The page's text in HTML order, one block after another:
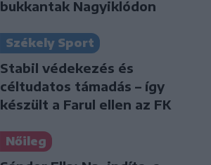
bukkantak Nagyiklódon
Székely Sport
Stabil védekezés és
céltudatos támadás – így
készült a Farul ellen az FK
Nőileg